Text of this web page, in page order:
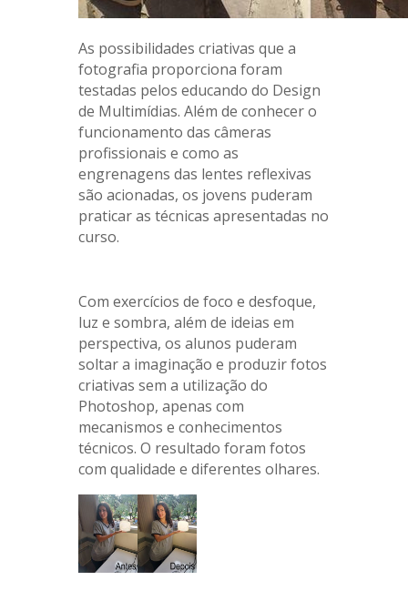
As possibilidades criativas que a
fotografia proporciona foram
testadas pelos educando do Design
de Multimídias. Além de conhecer o
funcionamento das câmeras
profissionais e como as
engrenagens das lentes reflexivas
são acionadas, os jovens puderam
praticar as técnicas apresentadas no
curso.
Com exercícios de foco e desfoque,
luz e sombra, além de ideias em
perspectiva, os alunos puderam
soltar a imaginação e produzir fotos
criativas sem a utilização do
Photoshop, apenas com
mecanismos e conhecimentos
técnicos. O resultado foram fotos
com qualidade e diferentes olhares.